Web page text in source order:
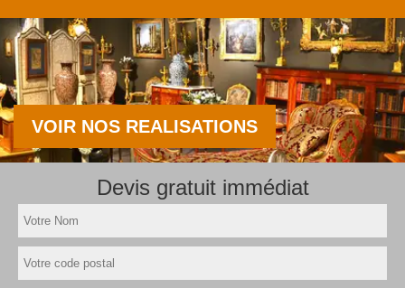
VOIR NOS REALISATIONS
Devis gratuit immédiat